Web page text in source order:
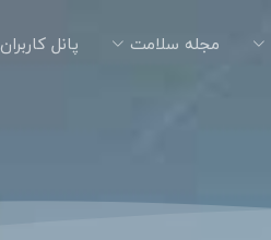
مجله سلامت پانل کاربران